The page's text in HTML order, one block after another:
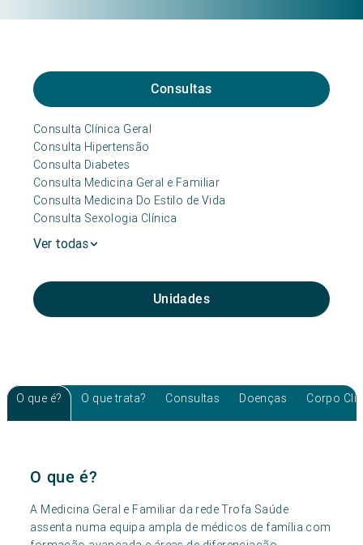
Consultas
Consulta Clínica Geral
Consulta Hipertensão
Consulta Diabetes
Consulta Medicina Geral e Familiar
Consulta Medicina Do Estilo de Vida
Consulta Sexologia Clínica
Ver todas
Unidades
O que é? O que trata? Consultas Doenças Corpo
O que é?
A Medicina Geral e Familiar da rede Trofa Saúde
assenta numa equipa ampla de médicos de família com